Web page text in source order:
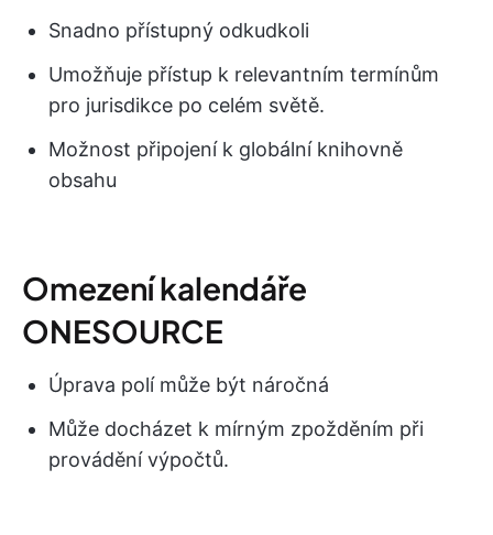
Snadno přístupný odkudkoli
Umožňuje přístup k relevantním termínům
pro jurisdikce po celém světě.
Možnost připojení k globální knihovně
obsahu
Omezení kalendáře
ONESOURCE
Úprava polí může být náročná
Může docházet k mírným zpožděním při
provádění výpočtů.